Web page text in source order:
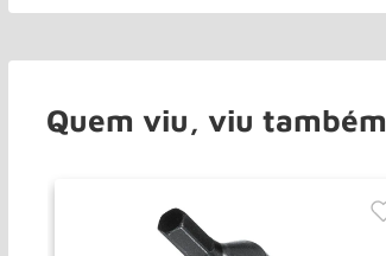
Quem viu, viu também